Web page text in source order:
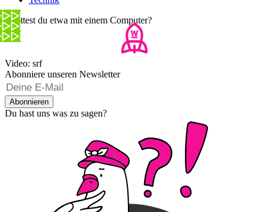
Chattest du etwa mit einem Computer?
Video: srf
Abonniere unseren Newsletter
Abonnieren
Du hast uns was zu sagen?